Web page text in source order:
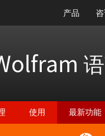
产品
使用 最新功能